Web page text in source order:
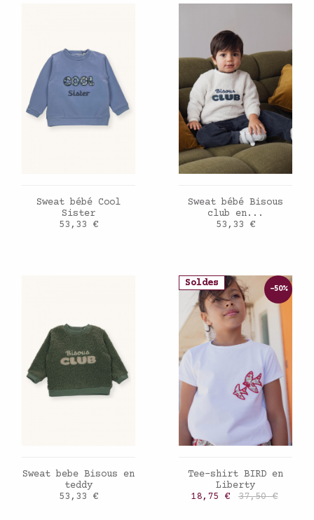
AJOUTER AU PANIER
Sweat bébé Cool
Sister
Prix
53,33 €
AJOUTER AU PANIER
Sweat bébé Bisous
club en...
Prix
53,33 €
AJOUTER AU PANIER
Sweat bebe Bisous en
teddy
Prix
53,33 €
Soldes
AJOUTER AU PANIER
Tee-shirt BIRD en
Liberty
Prix
18,75 € Prix de base
37,50 €
-50%